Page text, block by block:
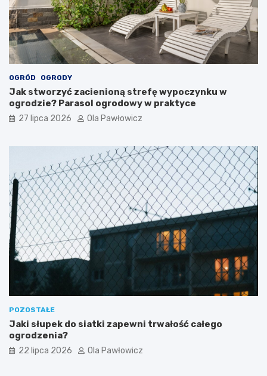
OGRÓD OGRODY
Jak stworzyć zacienioną strefę wypoczynku w
ogrodzie? Parasol ogrodowy w praktyce
27 lipca 2026 Ola Pawłowicz
POZOSTAŁE
Jaki słupek do siatki zapewni trwałość całego
ogrodzenia?
22 lipca 2026 Ola Pawłowicz